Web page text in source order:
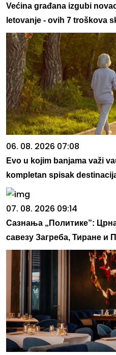
Većina građana izgubi
letovanje - ovih 7 troškova
06. 08. 2026 07:08
Evo u kojim banjama važi
kompletan spisak
07. 08. 2026 09:14
Сазнања „Политике”:
савезу Загреба, Тиране и